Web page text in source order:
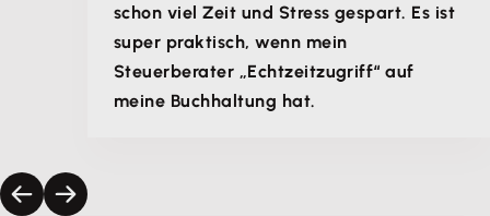
schon viel Zeit und Stress gespart. Es ist
super praktisch, wenn mein
Steuerberater „Echtzeitzugriff“ auf
meine Buchhaltung hat.